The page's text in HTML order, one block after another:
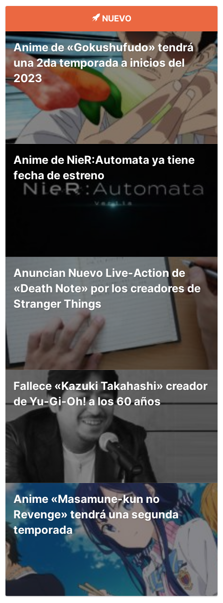
NUEVO
Anime de «Gokushufudo» tendrá
una 2da temporada a inicios del
2023
Anime de NieR:Automata ya tiene
fecha de estreno
Anuncian Nuevo Live-Action de
«Death Note» por los creadores de
Stranger Things
Fallece «Kazuki Takahashi» creador
de Yu-Gi-Oh! a los 60 años
Anime «Masamune-kun no
Revenge» tendrá una segunda
temporada